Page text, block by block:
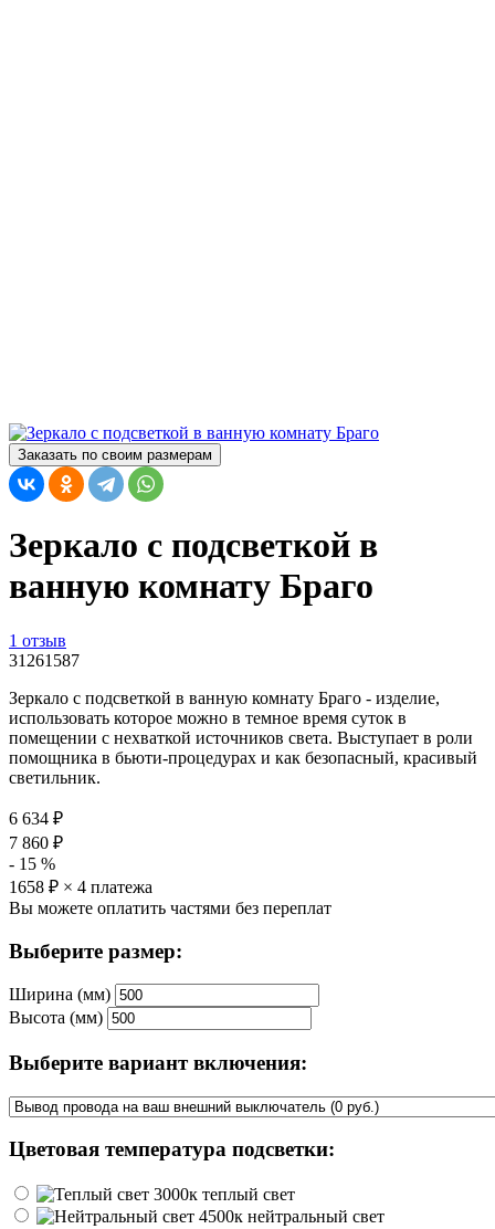
Заказать по своим размерам
Зеркало с подсветкой в
ванную комнату Браго
1 отзыв
31261587
Зеркало с подсветкой в ванную комнату Браго - изделие,
использовать которое можно в темное время суток в
помещении с нехваткой источников света. Выступает в роли
помощника в бьюти-процедурах и как безопасный, красивый
светильник.
6 634 ₽
7 860 ₽
- 15 %
1658 ₽ × 4 платежа
Вы можете оплатить частями без переплат
Выберите размер:
Ширина (мм)
Высота (мм)
Выберите вариант включения:
Цветовая температура подсветки:
теплый свет
нейтральный свет